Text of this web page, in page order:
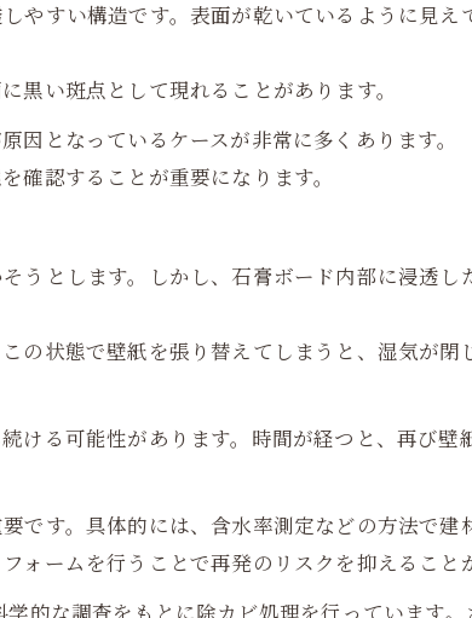
やすい構造です。表面が乾いているように見え
黒い斑点として現れることがあります。
となっているケースが非常に多くあります。
確認することが重要になります。
うとします。しかし、石膏ボード内部に浸透し
の状態で壁紙を張り替えてしまうと、湿気が閉
ける可能性があります。時間が経つと、再び壁
す。具体的には、含水率測定などの方法で建
ームを行うことで再発のリスクを抑えること